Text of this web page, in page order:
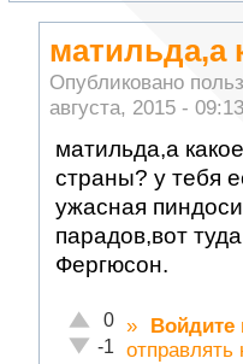
матильда,а
Опубликовано
августа, 2015 - 09:13
матильда,а
страны? у тебя
ужасная
парадов,вот
Фергюсон.
Отлично!
0
Неадекватно!
-1
» Войдите